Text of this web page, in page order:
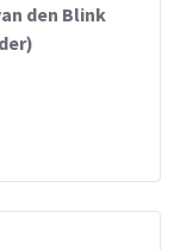
den Blink